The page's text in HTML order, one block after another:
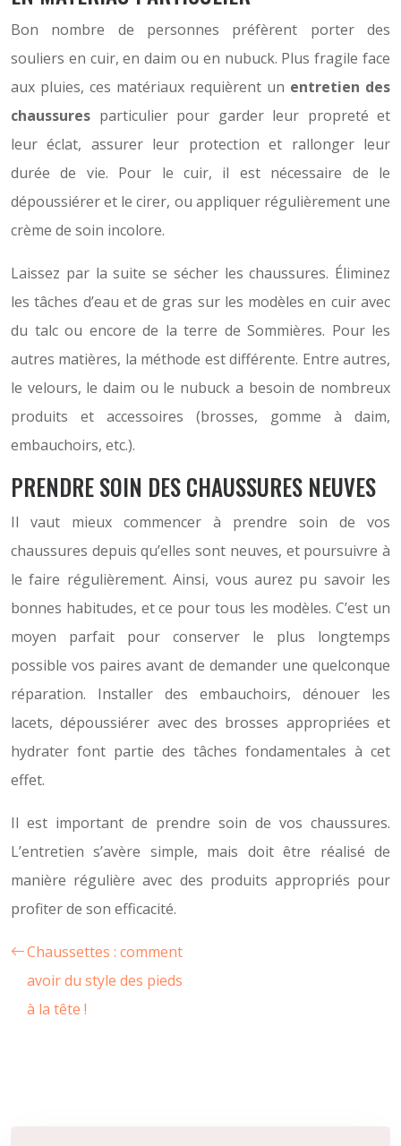
Bon nombre de personnes préfèrent porter des
souliers en cuir, en daim ou en nubuck. Plus fragile face
aux pluies, ces matériaux requièrent un entretien des
chaussures particulier pour garder leur propreté et
leur éclat, assurer leur protection et rallonger leur
durée de vie. Pour le cuir, il est nécessaire de le
dépoussiérer et le cirer, ou appliquer régulièrement une
crème de soin incolore.
Laissez par la suite se sécher les chaussures. Éliminez
les tâches d’eau et de gras sur les modèles en cuir avec
du talc ou encore de la terre de Sommières. Pour les
autres matières, la méthode est différente. Entre autres,
le velours, le daim ou le nubuck a besoin de nombreux
produits et accessoires (brosses, gomme à daim,
embauchoirs, etc.).
PRENDRE SOIN DES CHAUSSURES NEUVES
Il vaut mieux commencer à prendre soin de vos
chaussures depuis qu’elles sont neuves, et poursuivre à
le faire régulièrement. Ainsi, vous aurez pu savoir les
bonnes habitudes, et ce pour tous les modèles. C’est un
moyen parfait pour conserver le plus longtemps
possible vos paires avant de demander une quelconque
réparation. Installer des embauchoirs, dénouer les
lacets, dépoussiérer avec des brosses appropriées et
hydrater font partie des tâches fondamentales à cet
effet.
Il est important de prendre soin de vos chaussures.
L’entretien s’avère simple, mais doit être réalisé de
manière régulière avec des produits appropriés pour
profiter de son efficacité.
Chaussettes : comment
avoir du style des pieds
à la tête !